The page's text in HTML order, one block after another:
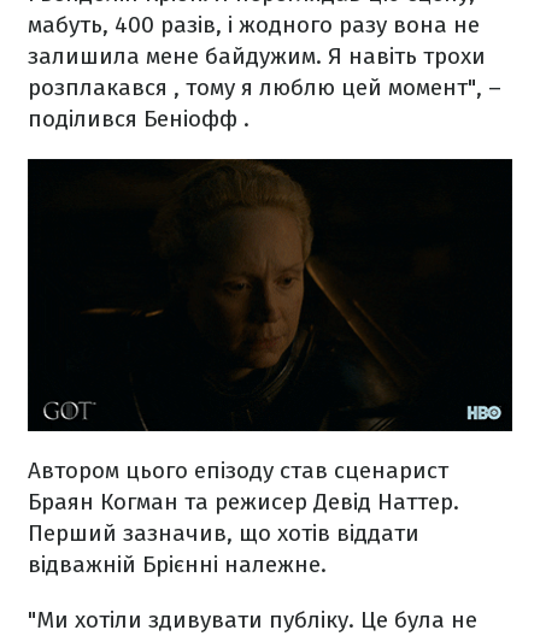
мабуть, 400 разів, і жодного разу вона не
залишила мене байдужим. Я навіть трохи
розплакався , тому я люблю цей момент", –
поділився Беніофф .
Автором цього епізоду став сценарист
Браян Когман та режисер Девід Наттер.
Перший зазначив, що хотів віддати
відважній Брієнні належне.
"Ми хотіли здивувати публіку. Це була не